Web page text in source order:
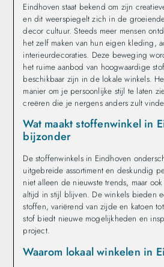
Eindhoven staat bekend om zijn
en dit weerspiegelt zich in de
decor cultuur. Steeds meer mensen
het zelf maken van hun eigen kleding,
interieurdecoraties. Deze beweging
het ruime aanbod van hoogwaardige
beschikbaar zijn in de lokale winkels.
manier om je persoonlijke stijl te laten
creëren die je nergens anders zult
Wat maakt stoffenwinkel in
bijzonder
De stoffenwinkels in Eindhoven
uitgebreide assortiment en deskundig
niet alleen de nieuwste trends, maar
altijd in stijl blijven. De winkels bieden
stoffen, variërend van zijde en katoen
stof biedt nieuwe mogelijkheden en
project.
Waarom lokaal winkelen in